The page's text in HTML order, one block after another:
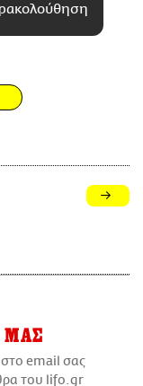
ΜΑΣ
email σας
του lifo.gr